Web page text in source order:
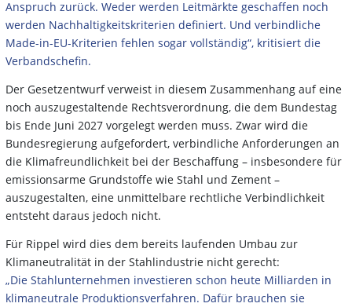
Anspruch zurück. Weder werden Leitmärkte geschaffen noch
werden Nachhaltigkeitskriterien definiert. Und verbindliche
Made-in-EU-Kriterien fehlen sogar vollständig“, kritisiert die
Verbandschefin.
Der Gesetzentwurf verweist in diesem Zusammenhang auf eine
noch auszugestaltende Rechtsverordnung, die dem Bundestag
bis Ende Juni 2027 vorgelegt werden muss. Zwar wird die
Bundesregierung aufgefordert, verbindliche Anforderungen an
die Klimafreundlichkeit bei der Beschaffung – insbesondere für
emissionsarme Grundstoffe wie Stahl und Zement –
auszugestalten, eine unmittelbare rechtliche Verbindlichkeit
entsteht daraus jedoch nicht.
Für Rippel wird dies dem bereits laufenden Umbau zur
Klimaneutralität in der Stahlindustrie nicht gerecht:
„Die Stahlunternehmen investieren schon heute Milliarden in
klimaneutrale Produktionsverfahren. Dafür brauchen sie